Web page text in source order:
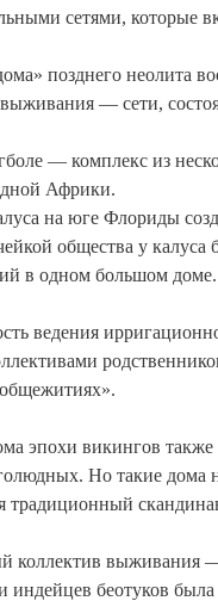
сетями, которые
позднего неолита
— сети,
— комплекс из
Африки.
на юге Флориды
общества у
в одном большом доме.
ведения
эпохи викингов
Но такие дома
традиционный
коллектив выживания —
индейцев беотуков